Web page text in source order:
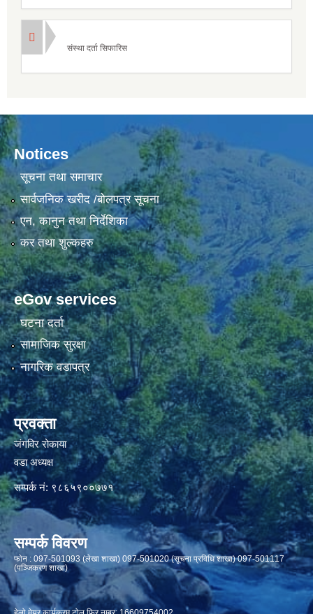
संस्था दर्ता सिफारिस
Notices
सूचना तथा समाचार
सार्वजनिक खरीद /बोलपत्र सूचना
एन, कानुन तथा निर्देशिका
कर तथा शुल्कहरु
eGov services
घटना दर्ता
सामाजिक सुरक्षा
नागरिक वडापत्र
प्रवक्ता
जंगविर रोकाया
वडा अध्यक्ष
सम्पर्क नं: ९८६५९००७७१
सम्पर्क विवरण
फाेन : 097-501093 (लेखा शाखा) 097-501020 (सूचना प्रविधि शाखा) 097-501117
(पञ्जिकरण शाखा)